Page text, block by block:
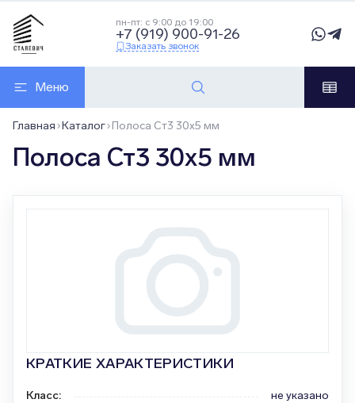
пн-пт: с 9:00 до 19:00
+7 (919) 900-91-26
Заказать звонок
Меню
Главная Каталог Полоса Ст3 30х5 мм
Полоса Ст3 30х5 мм
КРАТКИЕ ХАРАКТЕРИСТИКИ
Класс:
не указано